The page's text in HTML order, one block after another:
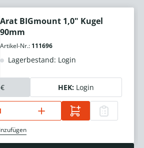
Arat BIGmount 1,0" Kugel
90mm
Artikel-Nr.: 111696
Lagerbestand: Login
HEK: Login